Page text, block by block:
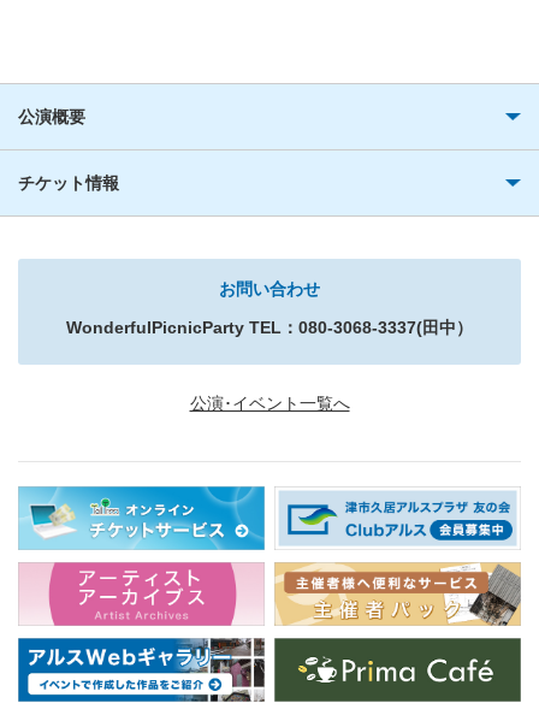
公演概要
チケット情報
お問い合わせ
WonderfulPicnicParty TEL：080-3068-3337(田中）
公演･イベント一覧へ